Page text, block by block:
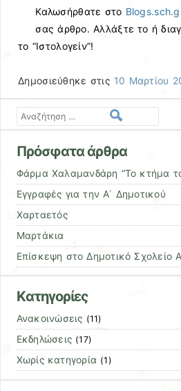
Καλωσήρθατε στο
σας άρθρο. Αλλάξτε το ή
το “Ιστολογείν”!
Δημοσιεύθηκε στις 10 Μαρτίου
Αναζήτηση
Πρόσφατα άρθρα
Φάρμα Χαλαμανδάρη “Το κτήμα
Εγγραφές για την Α΄ Δημοτικού
Χαρταετός
Μαρτάκια
Επίσκεψη στο Δημοτικό Σχολείο
Kατηγορίες
Ανακοινώσεις (11)
Εκδηλώσεις (17)
Χωρίς κατηγορία (1)